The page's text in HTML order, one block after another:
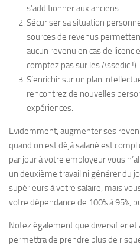
s’additionner aux anciens.
Sécuriser sa situation
sources de revenus
aucun revenu en cas de
comptez pas sur les Assedic !)
S’enrichir sur un plan
rencontrez de nouvelles
expériences.
Evidemment, augmenter ses
quand on est déjà salarié est
par jour à votre employeur vous
un deuxième travail ni générer du
supérieurs à votre salaire, mais
votre dépendance de 100% à 95%,
Notez également que diversifier
permettra de prendre plus de